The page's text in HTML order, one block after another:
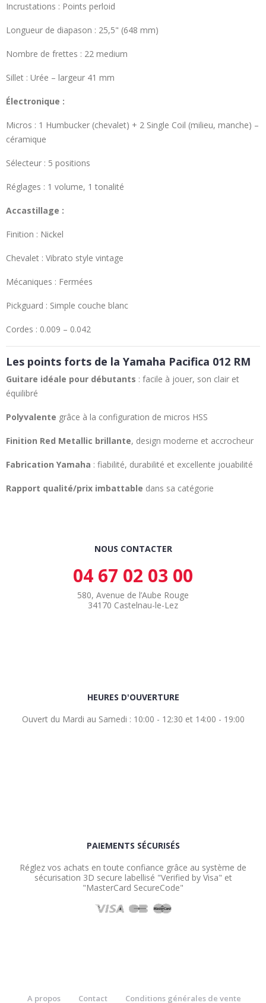
Incrustations : Points perloid
Longueur de diapason : 25,5" (648 mm)
Nombre de frettes : 22 medium
Sillet : Urée – largeur 41 mm
Électronique :
Micros : 1 Humbucker (chevalet) + 2 Single Coil (milieu, manche) –
céramique
Sélecteur : 5 positions
Réglages : 1 volume, 1 tonalité
Accastillage :
Finition : Nickel
Chevalet : Vibrato style vintage
Mécaniques : Fermées
Pickguard : Simple couche blanc
Cordes : 0.009 – 0.042
Les points forts de la Yamaha Pacifica 012 RM
Guitare idéale pour débutants : facile à jouer, son clair et
équilibré
Polyvalente grâce à la configuration de micros HSS
Finition Red Metallic brillante, design moderne et accrocheur
Fabrication Yamaha : fiabilité, durabilité et excellente jouabilité
Rapport qualité/prix imbattable dans sa catégorie
NOUS CONTACTER
04 67 02 03 00
580, Avenue de l’Aube Rouge
34170 Castelnau-le-Lez
HEURES D'OUVERTURE
Ouvert du Mardi au Samedi : 10:00 - 12:30 et 14:00 - 19:00
PAIEMENTS SÉCURISÉS
Réglez vos achats en toute confiance grâce au système de
sécurisation 3D secure labellisé "Verified by Visa" et
"MasterCard SecureCode"
A propos Contact Conditions générales de vente